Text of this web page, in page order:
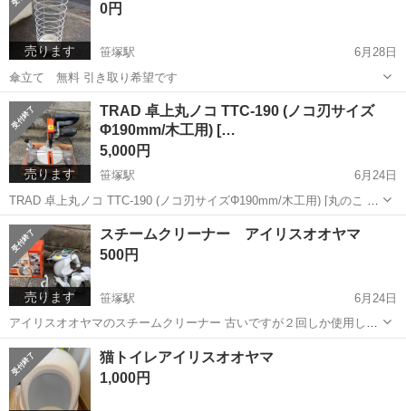
売ります
0円
笹塚駅
6月28日
傘立て 無料 引き取り希望です
東京 渋谷区 笹塚駅 その他
売ります
TRAD 卓上丸ノコ TTC-190 (ノコ刃サイズ
Φ190mm/木工用) […
5,000円
笹塚駅
6月24日
TRAD 卓上丸ノコ TTC-190 (ノコ刃サイズΦ190mm/木工用) [丸のこ 切
断機 卓上丸鋸 三共]
https://store.shopping.yahoo.co.jp/minatodenki/mt-0023...
東京 渋谷区 その他
売ります
スチームクリーナー アイリスオオヤマ
500円
笹塚駅
6月24日
アイリスオオヤマのスチームクリーナー 古いですが２回しか使用して
ません 引き取り希望です
東京 渋谷区 笹塚駅 生活家電 スチームクリーナー
猫トイレアイリスオオヤマ
1,000円